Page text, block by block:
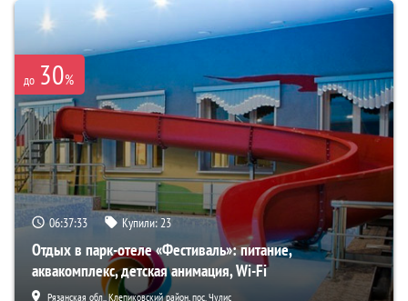
до 30%
06:37:31 Купили:23
Отдых в парк-отеле «Фестиваль»: питание,
аквакомплекс, детская анимация, Wi-Fi
Рязанская обл., Клепиковский район, пос. Чулис